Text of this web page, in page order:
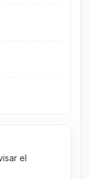
el